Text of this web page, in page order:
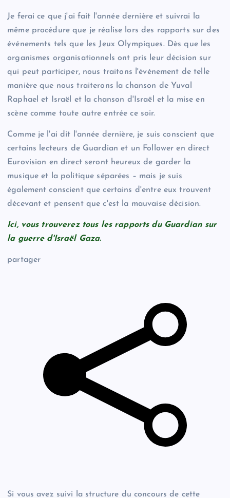
Je ferai ce que j'ai fait l'année dernière et suivrai la
même procédure que je réalise lors des rapports sur des
événements tels que les Jeux Olympiques. Dès que les
organismes organisationnels ont pris leur décision sur
qui peut participer, nous traitons l'événement de telle
manière que nous traiterons la chanson de Yuval
Raphael et Israël et la chanson d'Israël et la mise en
scène comme toute autre entrée ce soir.
Comme je l'ai dit l'année dernière, je suis conscient que
certains lecteurs de Guardian et un Follower en direct
Eurovision en direct seront heureux de garder la
musique et la politique séparées – mais je suis
également conscient que certains d'entre eux trouvent
décevant et pensent que c'est la mauvaise décision.
Ici, vous trouverez tous les rapports du Guardian sur
la guerre d'Israël Gaza.
partager
Si vous avez suivi la structure du concours de cette